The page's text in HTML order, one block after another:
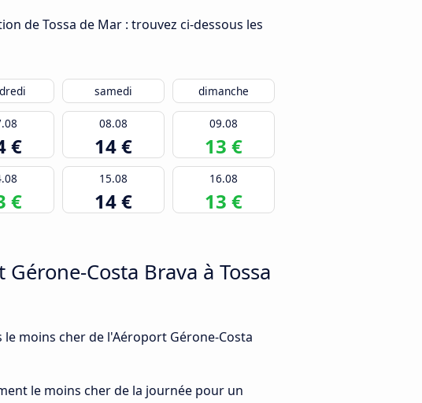
de Tossa de Mar : trouvez ci-dessous les
samedi dimanche
€
08.08
14 €
09.08
13 €
€
15.08
14 €
16.08
13 €
Costa Brava à Tossa
moins cher de l'Aéroport Gérone-Costa
le moins cher de la journée pour un